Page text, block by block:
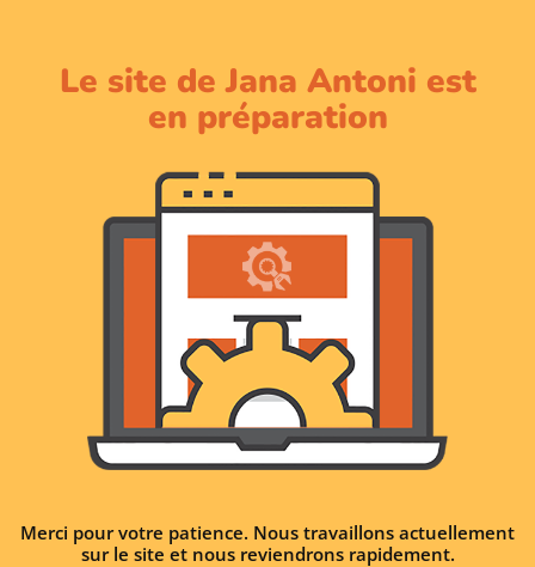
Le site de Jana Antoni est
en préparation
Merci pour votre patience. Nous travaillons actuellement
sur le site et nous reviendrons rapidement.